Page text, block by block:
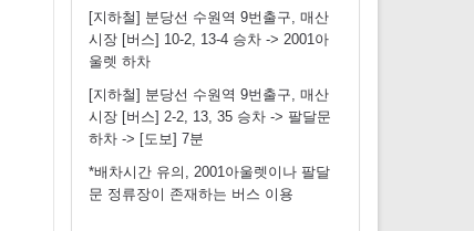
[지하철] 분당선 수원역 9번출구, 매산
시장 [버스] 10-2, 13-4 승차 -> 2001아
울렛 하차
[지하철] 분당선 수원역 9번출구, 매산
시장 [버스] 2-2, 13, 35 승차 -> 팔달문
하차 -> [도보] 7분
*배차시간 유의, 2001아울렛이나 팔달
문 정류장이 존재하는 버스 이용